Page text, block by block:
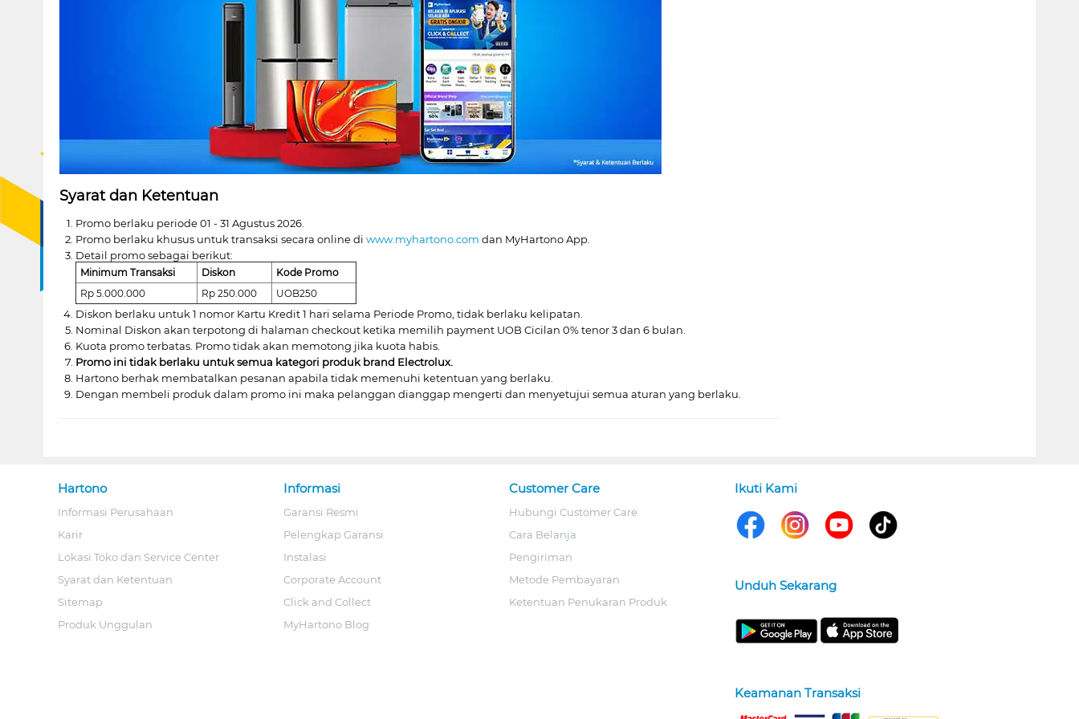
Syarat dan Ketentuan
Promo berlaku periode 01 - 31 Agustus 2026.
Promo berlaku khusus untuk transaksi secara online di www.myhartono.com dan MyHartono App.
Detail promo sebagai berikut:
Minimum Transaksi Diskon
Kode Promo
Rp 5.000.000
Rp 250.000 UOB250
Diskon berlaku untuk 1 nomor Kartu Kredit 1 hari selama Periode Promo, tidak berlaku kelipatan.
Nominal Diskon akan terpotong di halaman checkout ketika memilih payment UOB Cicilan 0% tenor 3 dan 6 bulan.
Kuota promo terbatas. Promo tidak akan memotong jika kuota habis.
Promo ini tidak berlaku untuk semua kategori produk brand Electrolux.
Hartono berhak membatalkan pesanan apabila tidak memenuhi ketentuan yang berlaku.
Dengan membeli produk dalam promo ini maka pelanggan dianggap mengerti dan menyetujui semua aturan yang berlaku.
Hartono
Informasi Perusahaan
Karir
Lokasi Toko dan Service Center
Syarat dan Ketentuan
Sitemap
Produk Unggulan
Informasi
Garansi Resmi
Pelengkap Garansi
Instalasi
Corporate Account
Click and Collect
MyHartono Blog
Customer Care
Hubungi Customer Care
Cara Belanja
Pengiriman
Metode Pembayaran
Ketentuan Penukaran Produk
Ikuti Kami
Unduh Sekarang
Keamanan Transaksi